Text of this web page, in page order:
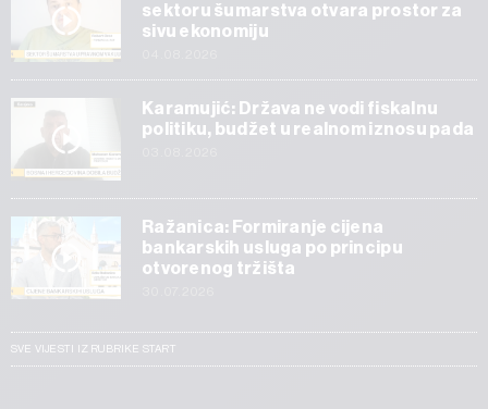
sektoru šumarstva otvara prostor za
sivu ekonomiju
Karamujić: Država ne vodi fiskalnu
politiku, budžet u realnom iznosu pada
Ražanica: Formiranje cijena
bankarskih usluga po principu
otvorenog tržišta
SVE VIJESTI IZ RUBRIKE START